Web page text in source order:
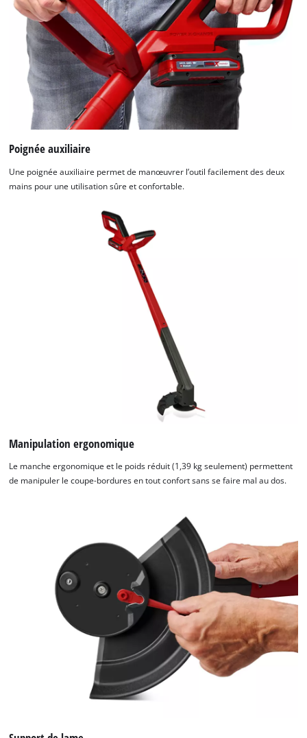
Poignée auxiliaire
Une poignée auxiliaire permet de manœuvrer l’outil facilement des deux
mains pour une utilisation sûre et confortable.
Manipulation ergonomique
Le manche ergonomique et le poids réduit (1,39 kg seulement) permettent
de manipuler le coupe-bordures en tout confort sans se faire mal au dos.